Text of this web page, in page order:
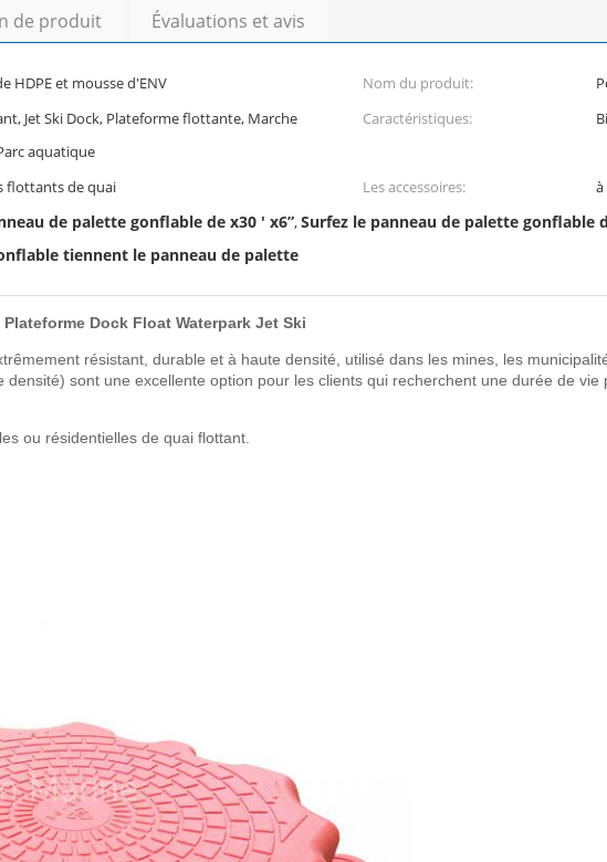
de produit Évaluations et avis
HDPE et mousse d'ENV Nom du produit:
Jet Ski Dock, Plateforme flottante, Marche
aquatique
Caractéristiques:
flottants de quai Les accessoires:
de palette gonflable de x30 ' x6”,Surfez le panneau de palette gonflable
tiennent le panneau de palette
Dock Float Waterpark Jet Ski
résistant, durable et à haute densité, utilisé dans les mines, les
densité) sont une excellente option pour les clients qui recherchent une durée de
ou résidentielles de quai flottant.